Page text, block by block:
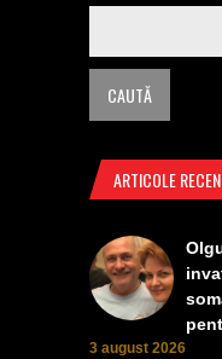
ARTICOLE
3 august 2026